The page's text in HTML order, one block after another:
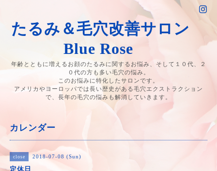
たるみ＆毛穴改善サロン
Blue Rose
年齢とともに増えるお顔のたるみに関するお悩み、そして１０代、２
０代の方も多い毛穴の悩み。
このお悩みに特化したサロンです。
アメリカやヨーロッパでは長い歴史がある毛穴エクストラクション
で、長年の毛穴の悩みも解消していきます。
カレンダー
close 2018-07-08 (Sun)
定休日